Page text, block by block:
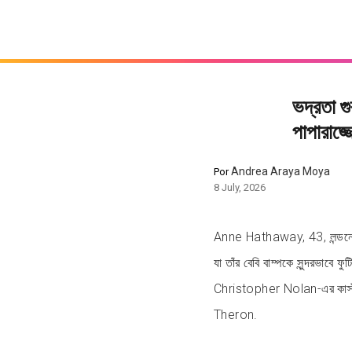
ভদ্রতা
PorAndrea Araya Moya
8 July, 2026
Anne Hathaway, 43, লন্ডনে
যা তাঁর বেবি বাম্পকে সুন্দরভাবে
Christopher Nolan-এর
Theron.